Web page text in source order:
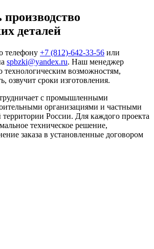
производство
деталей
телефону +7 (812)-642-33-56 или
spbzki@yandex.ru. Наш менеджер
технологическим возможностям,
озвучит сроки изготовления.
с промышленными
организациями и частными
территории России. Для каждого проекта
техническое решение,
заказа в установленные договором